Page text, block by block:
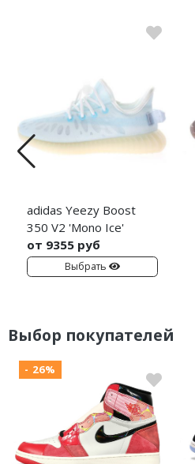
adidas Yeezy Boost
350 V2 'Mono Ice'
от 9355 руб
Выбрать
Выбор покупателей
- 26%